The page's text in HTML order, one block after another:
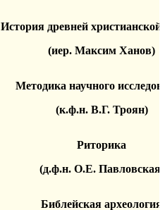
История древней
(иер. Максим Ханов)
Методика научного
(к.ф.н. В.Г. Троян)
Риторика
(д.ф.н. О.Е. Павловская)
Библейская археология